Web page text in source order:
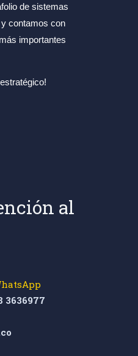
de sistemas
contamos con
importantes
al
3636977